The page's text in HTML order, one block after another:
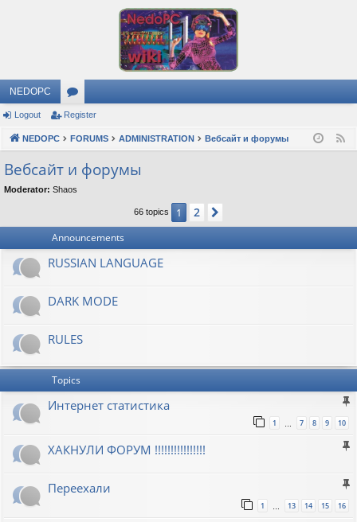
NEDOPC
or
u
s
Logout Register
NEDOPC FORUMS ADMINISTRATION Вебсайт и форумы
Вебсайт и форумы
Moderator: Shaos
66 topics 1 2
Announcements
RUSSIAN LANGUAGE
DARK MODE
RULES
Topics
Интернет статистика
1 … 7 8 9 10
ХАКНУЛИ ФОРУМ !!!!!!!!!!!!!!!!
Переехали
1 … 13 14 15 16